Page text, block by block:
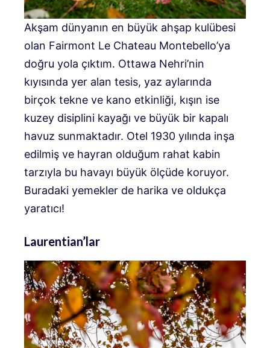
Akşam dünyanın en büyük ahşap kulübesi
olan Fairmont Le Chateau Montebello’ya
doğru yola çıktım. Ottawa Nehri’nin
kıyısında yer alan tesis, yaz aylarında
birçok tekne ve kano etkinliği, kışın ise
kuzey disiplini kayağı ve büyük bir kapalı
havuz sunmaktadır. Otel 1930 yılında inşa
edilmiş ve hayran olduğum rahat kabin
tarzıyla bu havayı büyük ölçüde koruyor.
Buradaki yemekler de harika ve oldukça
yaratıcı!
Laurentian’lar